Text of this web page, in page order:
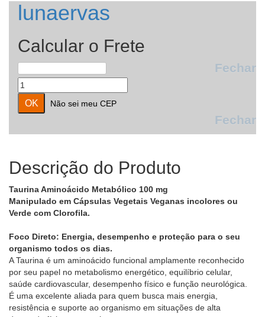
lunaervas
Calcular o Frete
Fechar
Não sei meu CEP
Fechar
Descrição do Produto
Taurina Aminoácido Metabólico 100 mg
Manipulado em Cápsulas Vegetais Veganas incolores ou
Verde com Clorofila.
Foco Direto: Energia, desempenho e proteção para o seu
organismo todos os dias.
A Taurina é um aminoácido funcional amplamente reconhecido
por seu papel no metabolismo energético, equilíbrio celular,
saúde cardiovascular, desempenho físico e função neurológica.
É uma excelente aliada para quem busca mais energia,
resistência e suporte ao organismo em situações de alta